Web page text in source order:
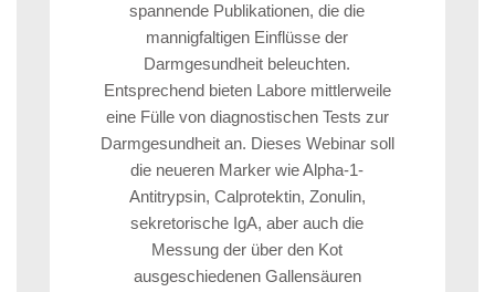
spannende Publikationen, die die
mannigfaltigen Einflüsse der
Darmgesundheit beleuchten.
Entsprechend bieten Labore mittlerweile
eine Fülle von diagnostischen Tests zur
Darmgesundheit an. Dieses Webinar soll
die neueren Marker wie Alpha-1-
Antitrypsin, Calprotektin, Zonulin,
sekretorische IgA, aber auch die
Messung der über den Kot
ausgeschiedenen Gallensäuren